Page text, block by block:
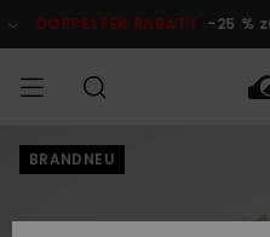
Produktinformation
DOPPELTER RABATT -25 %
MÄNNER
BRANDNEU